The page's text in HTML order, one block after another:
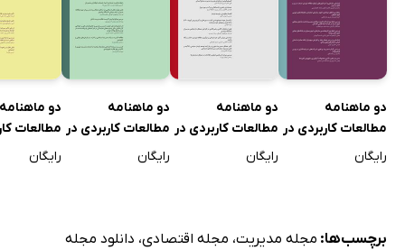
دو ماهنامه‌
مطالعات کاربردی در
علوم مدیریت و
رایگان
دو ماهنامه‌
مطالعات کاربردی در
علوم مدیریت و
رایگان
دو ماهنامه‌
مطالعات کاربردی در
علوم مدیریت و
رایگان
دو ماهنامه‌
مطالعات
علوم
رایگان
برچسب‌ها: مجله مدیریت، مجله اقتصادی، دانلود مجله